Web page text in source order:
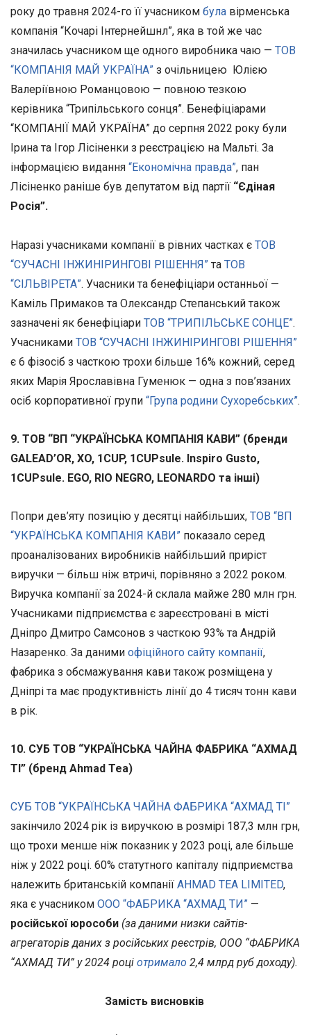
року до травня 2024-го її учасником була вірменська
компанія “Кочарі Інтернейшнл”, яка в той же час
значилась учасником ще одного виробника чаю — ТОВ
“КОМПАНІЯ МАЙ УКРАЇНА” з очільницею Юлією
Валеріївною Романцовою — повною тезкою
керівника “Трипільського сонця”. Бенефіціарами
“КОМПАНІЇ МАЙ УКРАЇНА” до серпня 2022 року були
Ірина та Ігор Лісіненки з реєстрацією на Мальті. За
інформацією видання “Економічна правда”, пан
Лісіненко раніше був депутатом від партії “Єдіная
Росія”.
Наразі учасниками компанії в рівних частках є ТОВ
“СУЧАСНІ ІНЖИНІРИНГОВІ РІШЕННЯ” та ТОВ
“СІЛЬВІРЕТА”. Учасники та бенефіціари останньої —
Каміль Примаков та Олександр Степанський також
зазначені як бенефіціари ТОВ “ТРИПІЛЬСЬКЕ СОНЦЕ”.
Учасниками ТОВ “СУЧАСНІ ІНЖИНІРИНГОВІ РІШЕННЯ”
є 6 фізосіб з часткою трохи більше 16% кожний, серед
яких Марія Ярославівна Гуменюк — одна з пов’язаних
осіб корпоративної групи “Група родини Сухоребських”.
9. ТОВ “ВП “УКРАЇНСЬКА КОМПАНІЯ КАВИ” (бренди
GALEAD’OR, XO, 1CUP, 1CUPsule. Inspiro Gusto,
1CUPsule. EGO, RIO NEGRO, LEONARDO та інші)
Попри дев’яту позицію у десятці найбільших, ТОВ “ВП
“УКРАЇНСЬКА КОМПАНІЯ КАВИ” показало серед
проаналізованих виробників найбільший приріст
виручки — більш ніж втричі, порівняно з 2022 роком.
Виручка компанії за 2024-й склала майже 280 млн грн.
Учасниками підприємства є зареєстровані в місті
Дніпро Дмитро Самсонов з часткою 93% та Андрій
Назаренко. За даними офіційного сайту компанії,
фабрика з обсмажування кави також розміщена у
Дніпрі та має продуктивність лінії до 4 тисяч тонн кави
в рік.
10. СУБ ТОВ “УКРАЇНСЬКА ЧАЙНА ФАБРИКА “АХМАД
ТІ” (бренд Ahmad Tea)
СУБ ТОВ “УКРАЇНСЬКА ЧАЙНА ФАБРИКА “АХМАД ТІ”
закінчило 2024 рік із виручкою в розмірі 187,3 млн грн,
що трохи менше ніж показник у 2023 році, але більше
ніж у 2022 році. 60% статутного капіталу підприємства
належить британській компанії AHMAD TEA LIMITED,
яка є учасником ООО “ФАБРИКА “АХМАД ТИ” —
російської юрособи (за даними низки сайтів-
агрегаторів даних з російських реєстрів, ООО “ФАБРИКА
“АХМАД ТИ” у 2024 році отримало 2,4 млрд руб доходу).
Замість висновків